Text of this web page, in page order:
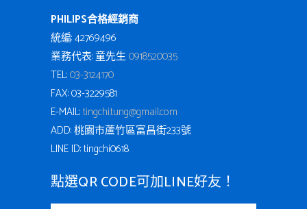
PHILIPS合格經銷商
統編: 42769496
業務代表: 童先生0918520035
TEL:03-3124170
FAX: 03-3229581
E-MAIL:tingchi.tung@gmail.com
ADD: 桃園市蘆竹區富昌街233號
LINE ID: tingchi0618
點選QR CODE可加LINE好友！